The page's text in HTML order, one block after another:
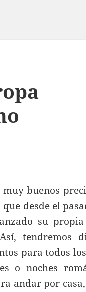
buenos
desde el
su
tendremos
para todos
o noches
andar por